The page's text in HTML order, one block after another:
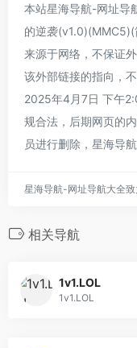
本站星海导航-网址导
的逆袭
来源于网络，不保证
该外部链接的指向，
2025年4月7日 下午
规合法，后期网页的
员进行删除，星海导
星海导航-网址导航大全
相关导航
1v1.LOL
1v1.LOL